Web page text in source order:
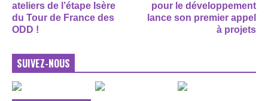
ateliers de l’étape Isère
du Tour de France des
ODD !
pour le développement
lance son premier appel
à projets
SUIVEZ-NOUS